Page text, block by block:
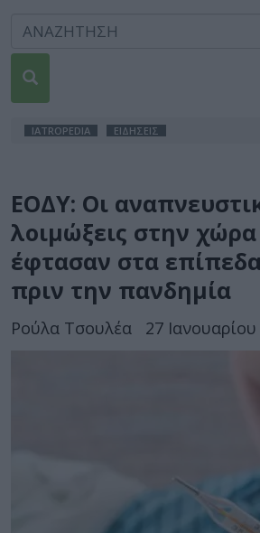
IATROPEDIA ΕΙΔΗΣΕΙΣ
ΕΟΔΥ: Οι
λοιμώξεις στην
έφτασαν στα
πριν την πανδημία
Ρούλα Τσουλέα 27